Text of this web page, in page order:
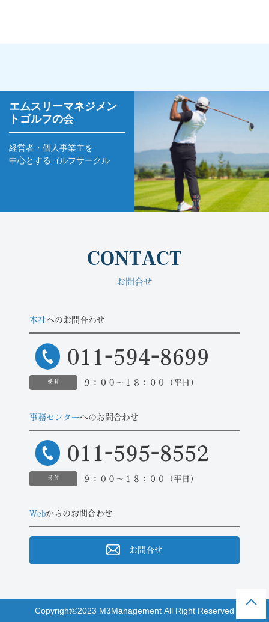
エムスリーマネジメン
トゴルフの会
経営者・個人事業主を
中心とするゴルフサークル
CONTACT
お問合せ
本社へのお問合わせ
事務センターへのお問合わせ
Webからのお問合わせ
お問合せ
Copyright©2023 M3Management All Right Reserved